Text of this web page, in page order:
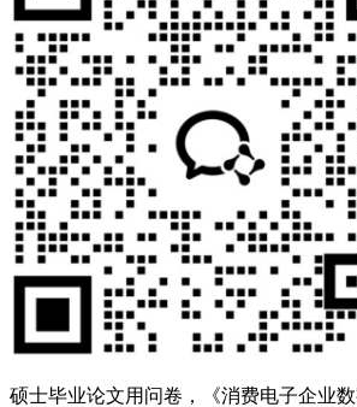
硕士毕业论文用问卷，《消费电子企业